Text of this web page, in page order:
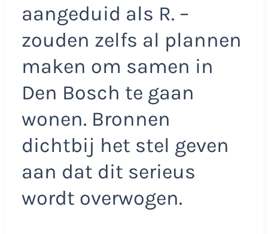
aangeduid als R. –
zouden zelfs al plannen
maken om samen in
Den Bosch te gaan
wonen. Bronnen
dichtbij het stel geven
aan dat dit serieus
wordt overwogen.